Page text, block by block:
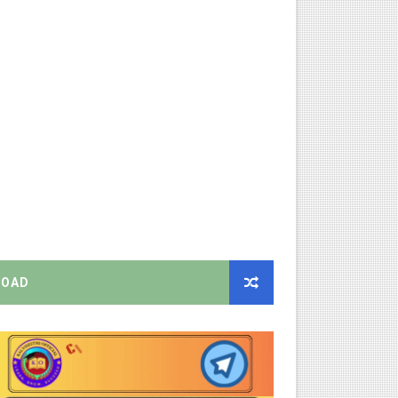
புதிய தெளிவுரை: முக்கிய செயல்முறைகள் வெளியீடு!
அன்று நடைபெறுகிறது - நிகழ்ச்சி நிரல் மற்றும் முக்கிய
சுற்றறிக்கை வெளியீடு